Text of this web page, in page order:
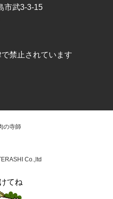
市武3-3-15
禁止されています
Co.,ltd
てね